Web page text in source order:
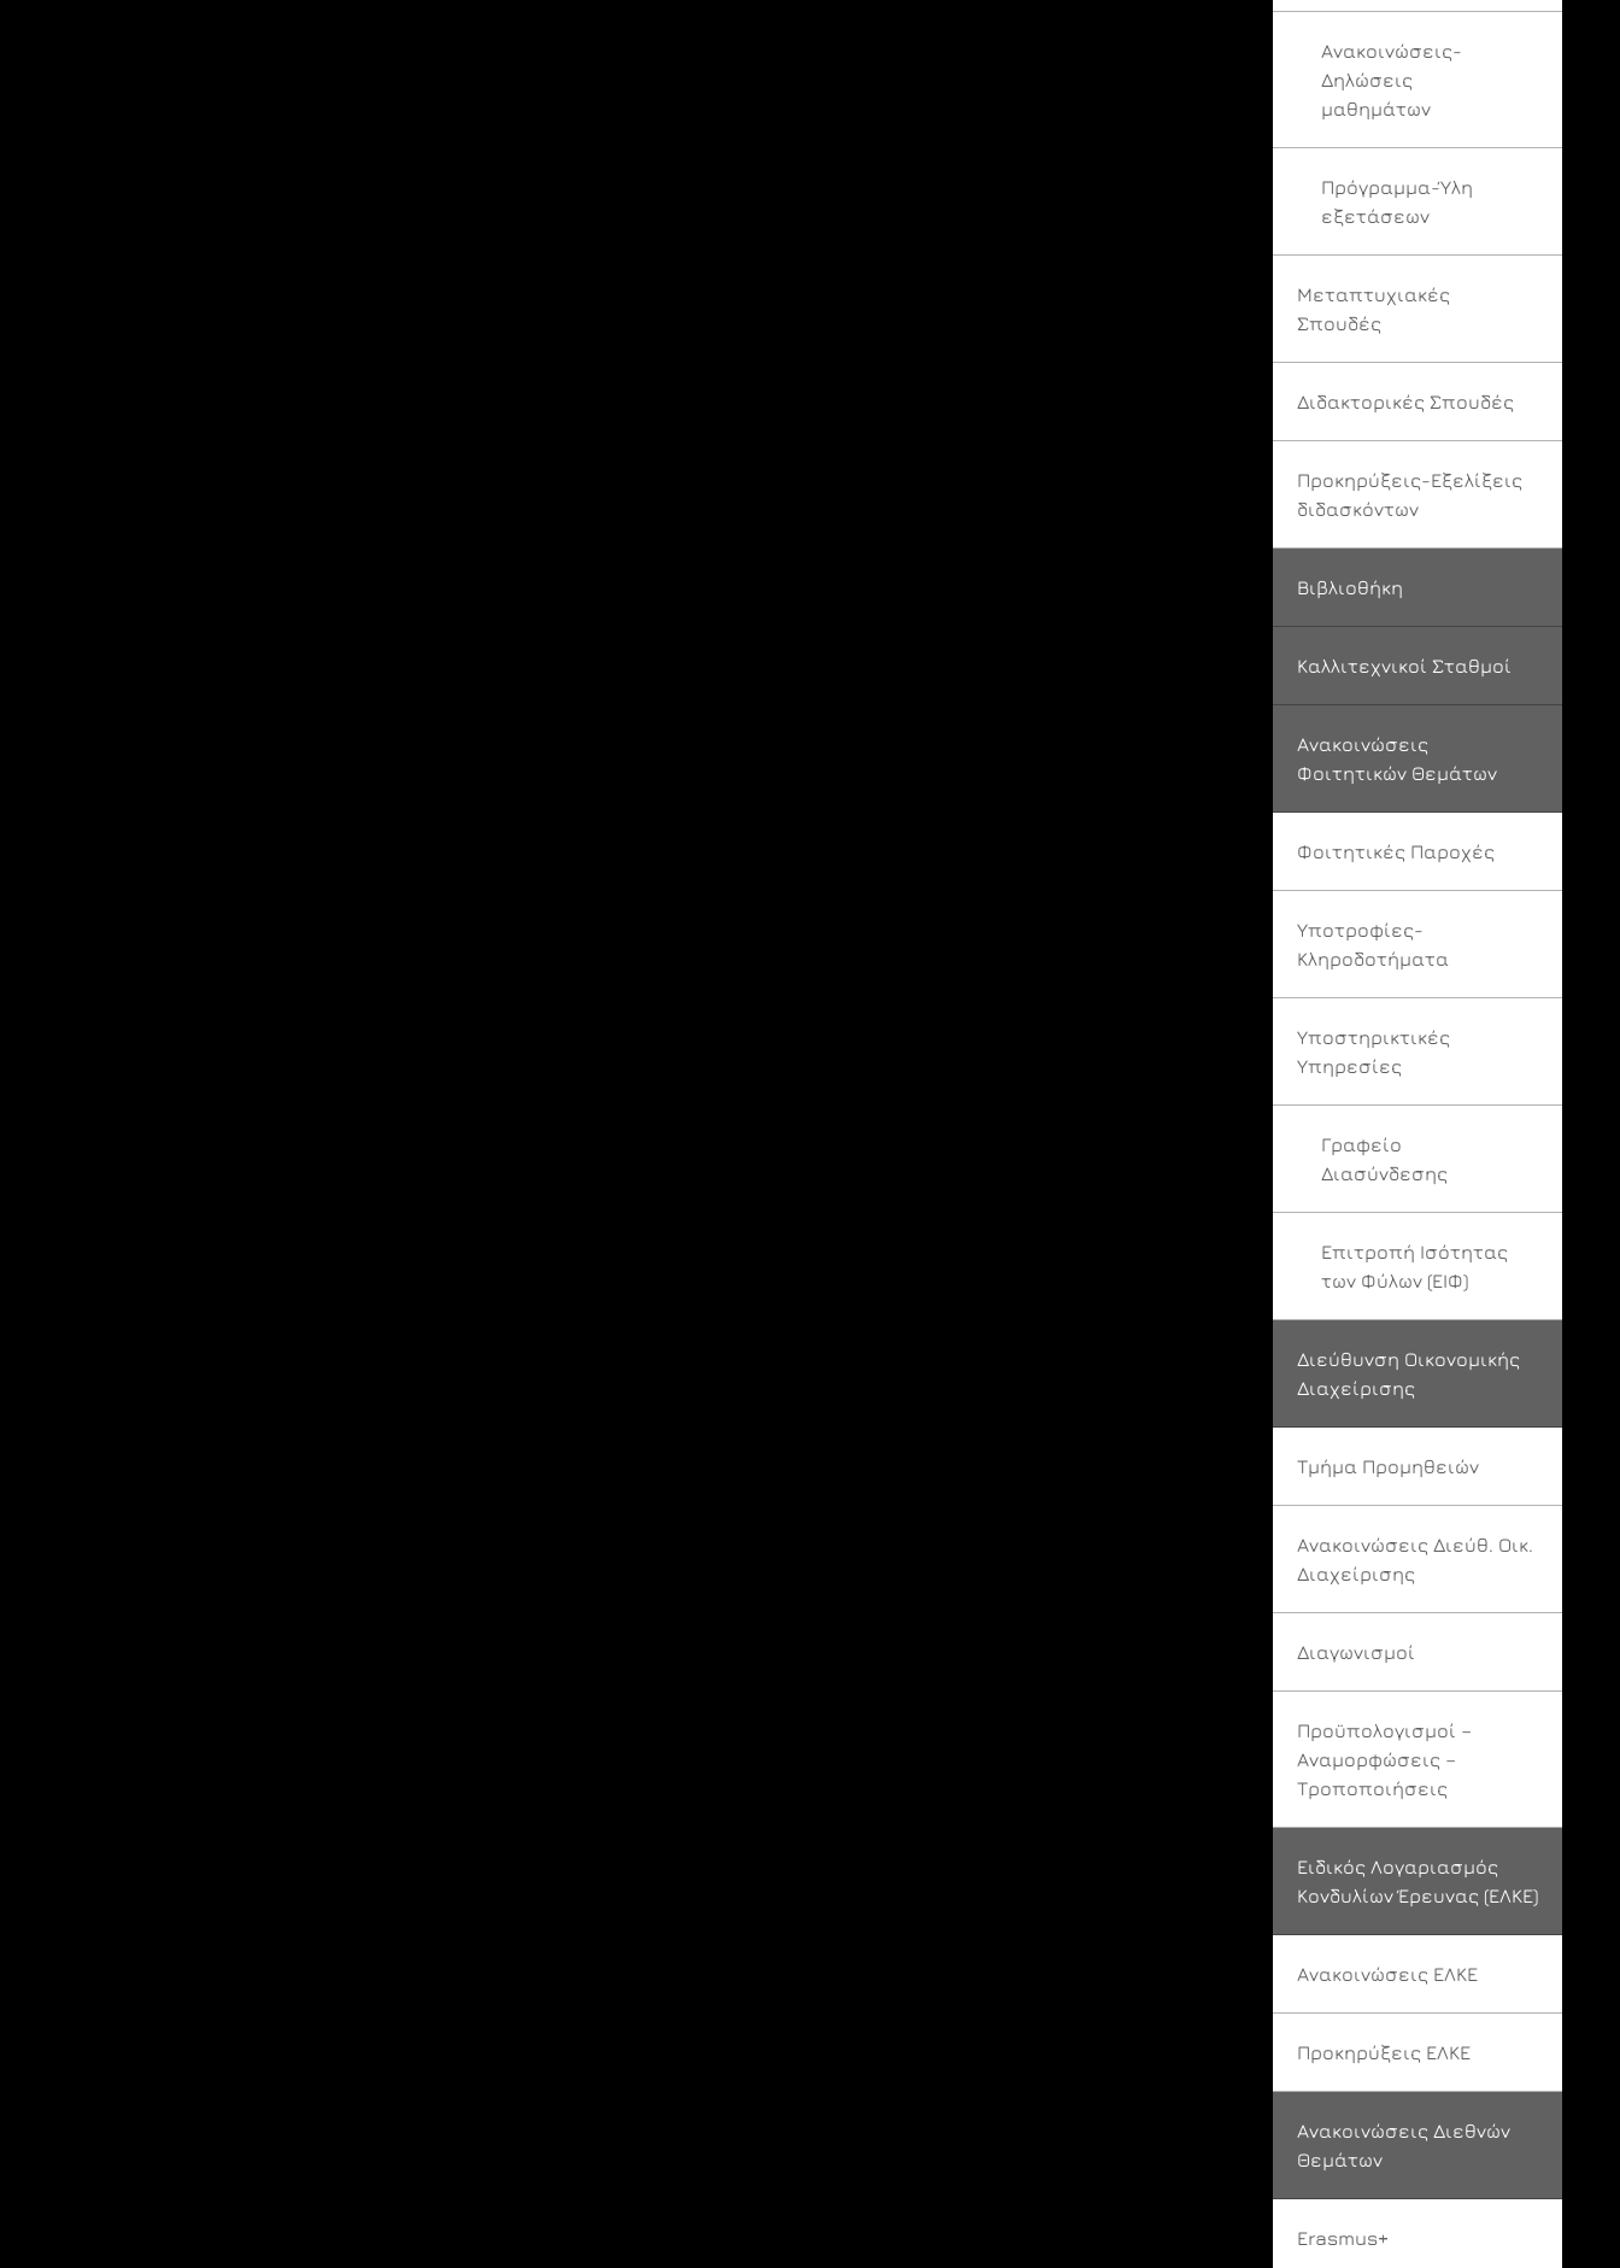
Ανακοινώσεις-
Δηλώσεις
μαθημάτων
Πρόγραμμα-Ύλη
εξετάσεων
Μεταπτυχιακές
Σπουδές
Διδακτορικές Σπουδές
Προκηρύξεις-Εξελίξεις
διδασκόντων
Βιβλιοθήκη
Καλλιτεχνικοί Σταθμοί
Ανακοινώσεις
Φοιτητικών Θεμάτων
Φοιτητικές Παροχές
Υποτροφίες-
Κληροδοτήματα
Υποστηρικτικές
Υπηρεσίες
Γραφείο
Διασύνδεσης
Επιτροπή Ισότητας
των Φύλων (ΕΙΦ)
Διεύθυνση Οικονομικής
Διαχείρισης
Τμήμα Προμηθειών
Ανακοινώσεις Διεύθ. Οικ.
Διαχείρισης
Διαγωνισμοί
Προϋπολογισμοί –
Αναμορφώσεις –
Τροποποιήσεις
Ειδικός Λογαριασμός
Κονδυλίων Έρευνας (ΕΛΚΕ)
Ανακοινώσεις ΕΛΚΕ
Προκηρύξεις ΕΛΚΕ
Ανακοινώσεις Διεθνών
Θεμάτων
Erasmus+